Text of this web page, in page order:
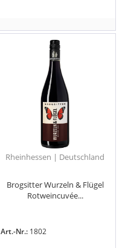
Rheinhessen | Deutschland
Brogsitter Wurzeln & Flügel
Rotweincuvée...
Art.-Nr.: 1802